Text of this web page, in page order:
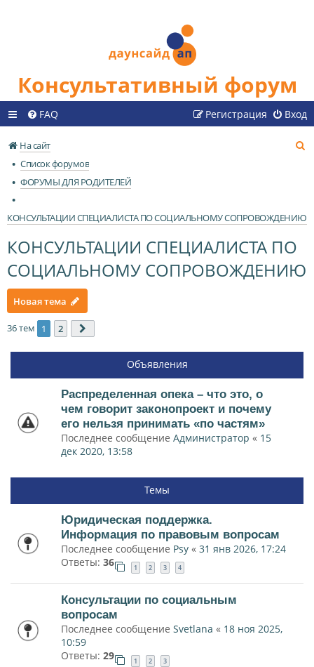
Консультативный форум
FAQ Вход
Регистрация
На сайт
Список форумов
ФОРУМЫ ДЛЯ РОДИТЕЛЕЙ
КОНСУЛЬТАЦИИ СПЕЦИАЛИСТА ПО СОЦИАЛЬНОМУ СОПРОВОЖДЕНИЮ
КОНСУЛЬТАЦИИ СПЕЦИАЛИСТА ПО
СОЦИАЛЬНОМУ СОПРОВОЖДЕНИЮ
Новая тема
36 тем 1 2
Объявления
Распределенная опека – что это, о
чем говорит законопроект и почему
его нельзя принимать «по частям»
Последнее сообщение Администратор « 15
дек 2020, 13:58
Темы
Юридическая поддержка.
Информация по правовым вопросам
Последнее сообщение Psy « 31 янв 2026, 17:24
Ответы: 36 1 2 3 4
Консультации по социальным
вопросам
Последнее сообщение Svetlana « 18 ноя 2025,
10:59
Ответы: 29 1 2 3